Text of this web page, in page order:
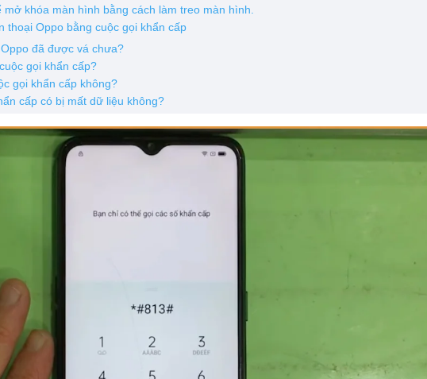
khóa màn hình bằng cách làm treo màn hình.
thoại Oppo bằng cuộc gọi khẩn cấp
đã được vá chưa?
gọi khẩn cấp?
gọi khẩn cấp không?
cấp có bị mất dữ liệu không?